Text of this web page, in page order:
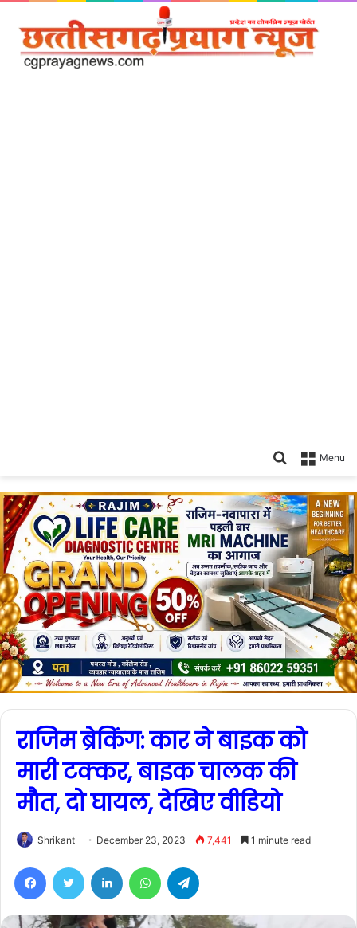
Menu
Search
राजिम ब्रेकिंग: कार ने बाइक को
मारी टक्कर, बाइक चालक की
मौत, दो घायल, देखिए वीडियो
Shrikant December 23, 2023 7,441 1 minute read